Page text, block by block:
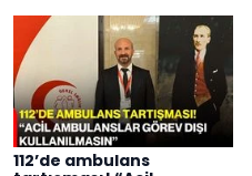
112’de ambulans